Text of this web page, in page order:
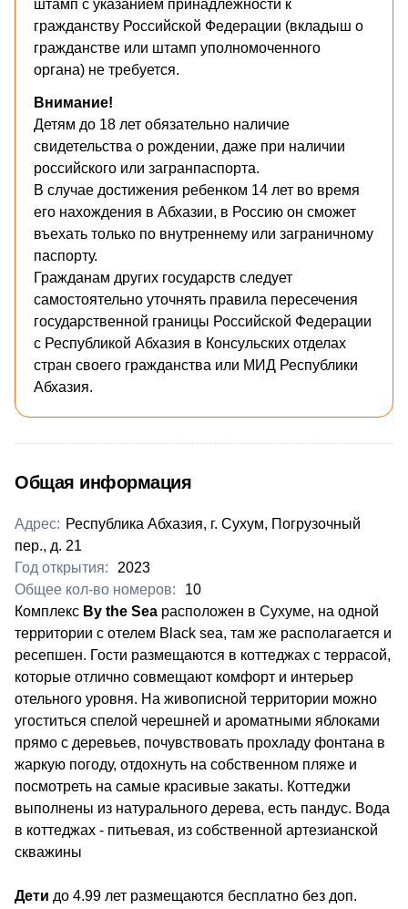
штамп с указанием принадлежности к
гражданству Российской Федерации (вкладыш о
гражданстве или штамп уполномоченного
органа) не требуется.
Внимание!
Детям до 18 лет обязательно наличие
свидетельства о рождении, даже при наличии
российского или загранпаспорта.
В случае достижения ребенком 14 лет во время
его нахождения в Абхазии, в Россию он сможет
въехать только по внутреннему или заграничному
паспорту.
Гражданам других государств следует
самостоятельно уточнять правила пересечения
государственной границы Российской Федерации
с Республикой Абхазия в Консульских отделах
стран своего гражданства или МИД Республики
Абхазия.
Общая информация
Адрес: Республика Абхазия, г. Сухум, Погрузочный
пер., д. 21
Год открытия:
2023
Общее кол-во номеров:
10
Комплекс By the Sea расположен в Сухуме, на одной
территории с отелем Black sea, там же располагается и
ресепшен. Гости размещаются в коттеджах с террасой,
которые отлично совмещают комфорт и интерьер
отельного уровня. На живописной территории можно
угоститься спелой черешней и ароматными яблоками
прямо с деревьев, почувствовать прохладу фонтана в
жаркую погоду, отдохнуть на собственном пляже и
посмотреть на самые красивые закаты. Коттеджи
выполнены из натурального дерева, есть пандус. Вода
в коттеджах - питьевая, из собственной артезианской
скважины
Дети до 4.99 лет размещаются бесплатно без доп.